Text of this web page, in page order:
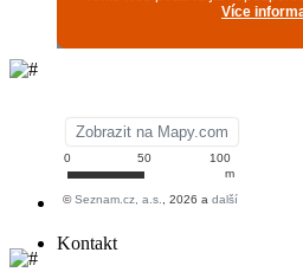
Kontakt